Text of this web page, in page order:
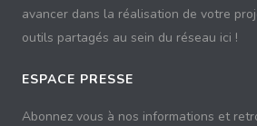
avancer dans la réalisation de votre
outils partagés au sein du réseau ici !
ESPACE PRESSE
Abonnez vous à nos informations et